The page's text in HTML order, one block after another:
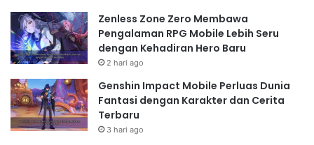
Zenless Zone Zero Membawa
Pengalaman RPG Mobile Lebih Seru
dengan Kehadiran Hero Baru
2 hari ago
Genshin Impact Mobile Perluas Dunia
Fantasi dengan Karakter dan Cerita
Terbaru
3 hari ago